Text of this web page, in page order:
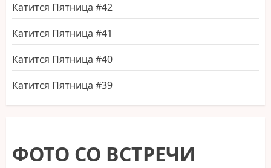
Катится Пятница #42
Катится Пятница #41
Катится Пятница #40
Катится Пятница #39
ФОТО СО ВСТРЕЧИ